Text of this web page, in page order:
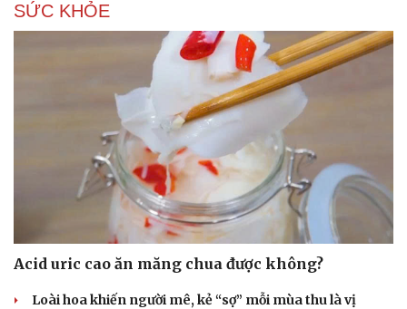
SỨC KHỎE
Acid uric cao ăn măng chua được không?
Loài hoa khiến người mê, kẻ “sợ” mỗi mùa thu là vị